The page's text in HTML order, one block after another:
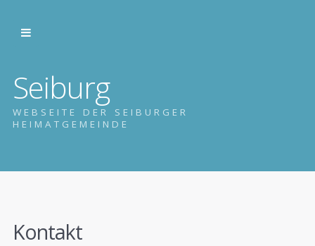
Seiburg
WEBSEITE DER SEIBURGER
HEIMATGEMEINDE
Kontakt